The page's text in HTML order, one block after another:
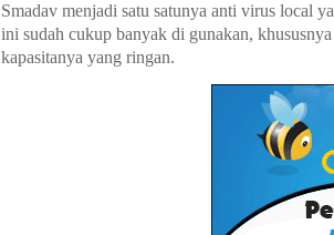
Smadav menjadi satu satunya anti virus local
ini sudah cukup banyak di gunakan,
kapasitanya yang ringan.